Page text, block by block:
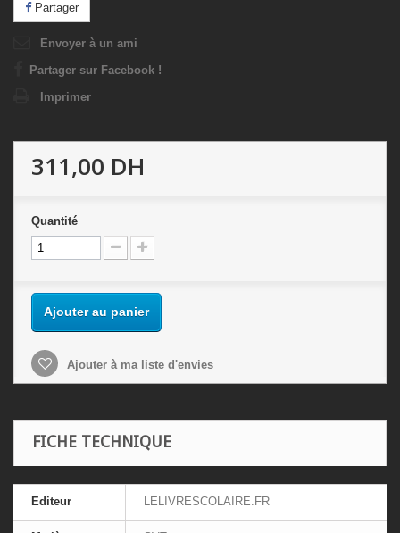
Partager
Envoyer à un ami
Partager sur Facebook !
Imprimer
311,00 DH
Quantité
Ajouter au panier
Ajouter à ma liste d'envies
FICHE TECHNIQUE
Editeur LELIVRESCOLAIRE.FR